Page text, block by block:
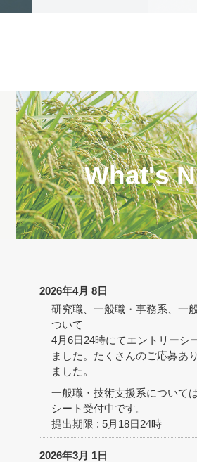
What's N
2026年4月 8日
研究職、一般職・事務系、一
ついて
4月6日24時にてエントリーシ
ました。たくさんのご応募あ
ました。
一般職・技術支援系について
シート受付中です。
提出期限 : 5月18日24時
2026年3月 1日